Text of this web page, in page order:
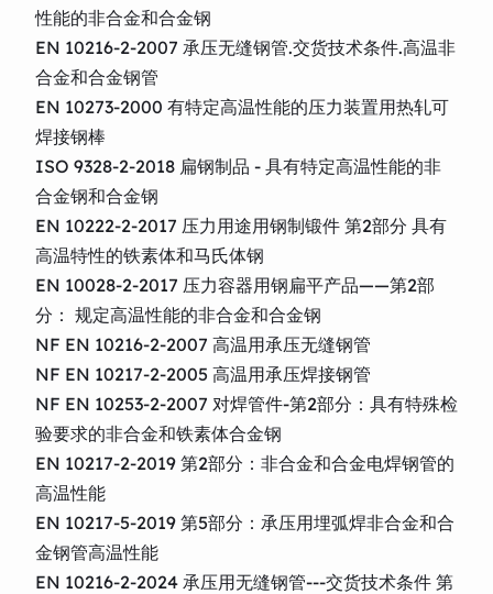
性能的非合金和合金钢
EN 10216-2-2007 承压无缝钢管.交货技术条件.高温非
合金和合金钢管
EN 10273-2000 有特定高温性能的压力装置用热轧可
焊接钢棒
ISO 9328-2-2018 扁钢制品 - 具有特定高温性能的非
合金钢和合金钢
EN 10222-2-2017 压力用途用钢制锻件 第2部分 具有
高温特性的铁素体和马氏体钢
EN 10028-2-2017 压力容器用钢扁平产品――第2部
分： 规定高温性能的非合金和合金钢
NF EN 10216-2-2007 高温用承压无缝钢管
NF EN 10217-2-2005 高温用承压焊接钢管
NF EN 10253-2-2007 对焊管件-第2部分：具有特殊检
验要求的非合金和铁素体合金钢
EN 10217-2-2019 第2部分：非合金和合金电焊钢管的
高温性能
EN 10217-5-2019 第5部分：承压用埋弧焊非合金和合
金钢管高温性能
EN 10216-2-2024 承压用无缝钢管---交货技术条件 第